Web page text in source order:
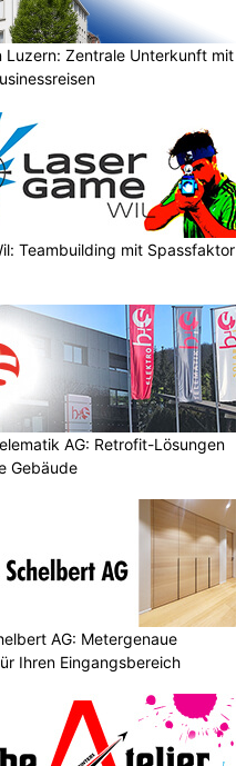
Luzern: Zentrale Unterkunft mit
Teambuilding mit Spassfaktor
AG: Retrofit-Lösungen
Gebäude
AG: Metergenaue
Ihren Eingangsbereich